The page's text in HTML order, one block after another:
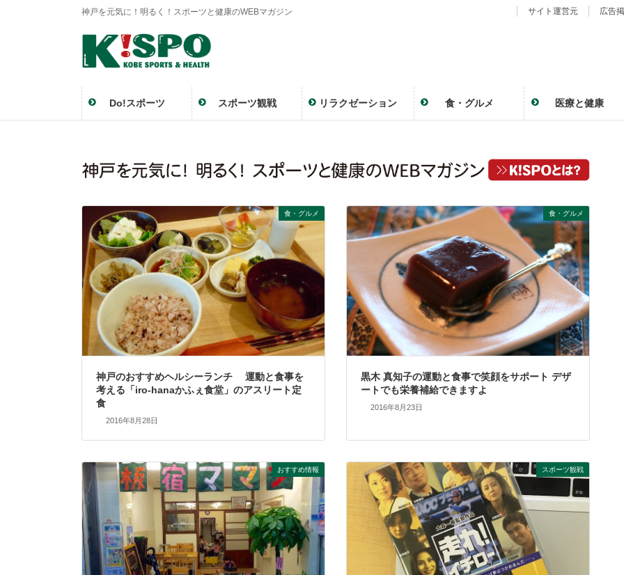
神戸を元気に！明るく！スポーツと健康のWEBマガジン サイト運営元 広告
Do!スポーツ スポーツ観戦 リラクゼーション 食・グルメ 医療と健康
食・グルメ
神戸のおすすめヘルシーランチ 運動と食事を
考える「iro-hanaかふぇ食堂」のアスリート定
食
2016年8月28日
食・グルメ
黒木 真知子の運動と食事で笑顔をサポート デザ
ートでも栄養補給できますよ
2016年8月23日
おすすめ情報 スポーツ観戦